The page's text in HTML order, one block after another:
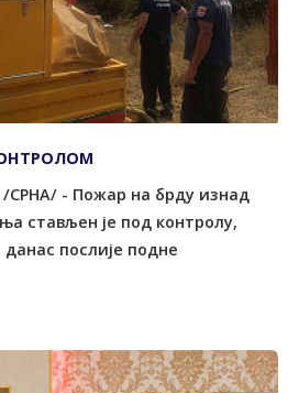
СРНА/ - Пожар на брду изнад
стављен је под контролу,
послије подне